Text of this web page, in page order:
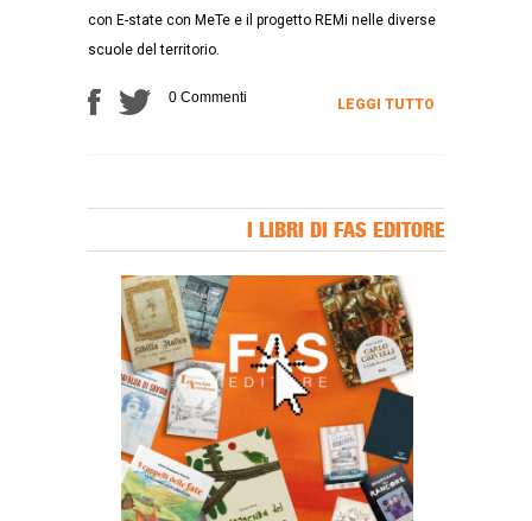
con E-state con MeTe e il progetto REMi nelle diverse
scuole del territorio.
0 Commenti LEGGI TUTTO
I LIBRI DI FAS EDITORE